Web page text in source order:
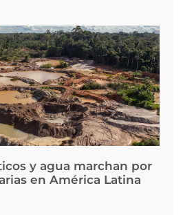
y agua marchan por
en América Latina